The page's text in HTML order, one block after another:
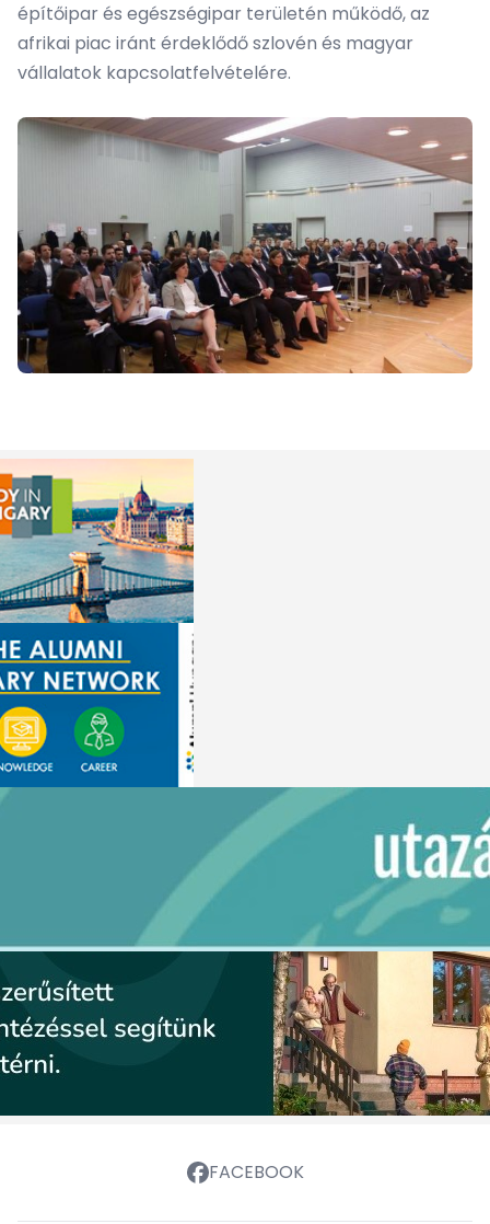
építőipar és egészségipar területén működő, az
afrikai piac iránt érdeklődő szlovén és magyar
vállalatok kapcsolatfelvételére.
FACEBOOK